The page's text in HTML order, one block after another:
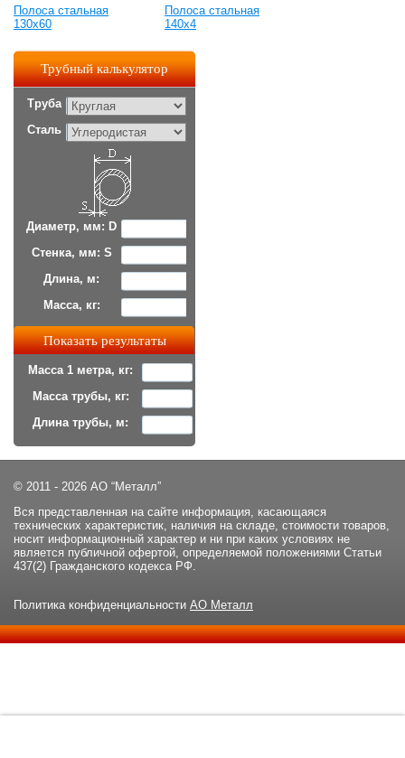
Полоса стальная
130x60
Полоса стальная
140x4
Трубный калькулятор
Труба
Сталь
Диаметр, мм: D
Стенка, мм: S
Длина, м:
Масса, кг:
Масса 1 метра, кг:
Масса трубы, кг:
Длина трубы, м:
© 2011 - 2026 АО “Металл”
Вся представленная на сайте информация, касающаяся
технических характеристик, наличия на складе, стоимости товаров,
носит информационный характер и ни при каких условиях не
является публичной офертой, определяемой положениями Статьи
437(2) Гражданского кодекса РФ.
Политика конфиденциальности АО Металл